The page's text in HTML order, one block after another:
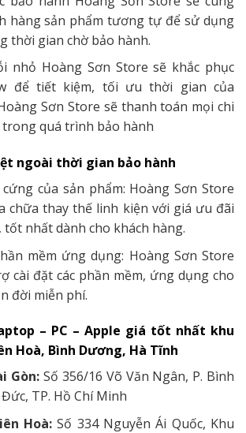
hàng sản phẩm tương tự để sử dụng
thời gian chờ bảo hành.
nhỏ Hoàng Sơn Store sẽ khắc phục
để tiết kiệm, tối ưu thời gian của
Sơn Store sẽ thanh toán mọi chi
quá trình bảo hành
ngoài thời gian bảo hành
của sản phẩm: Hoàng Sơn Store
chữa thay thế linh kiện với giá ưu đãi
nhất dành cho khách hàng.
mềm ứng dụng: Hoàng Sơn Store
cài đặt các phần mềm, ứng dụng cho
đời miễn phí.
– PC – Apple giá tốt nhất khu
Hoà, Bình Dương, Hà Tĩnh
Gòn:Số 356/16 Võ Văn Ngân, P. Bình
TP. Hồ Chí Minh
Hoà:Số 334 Nguyễn Ái Quốc, Khu